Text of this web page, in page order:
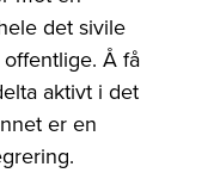
det sivile
Å få
aktivt i det
er en